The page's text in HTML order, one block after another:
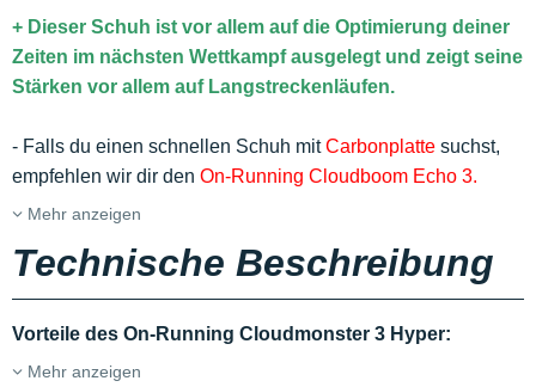
+ Dieser Schuh ist vor allem auf die Optimierung deiner
Zeiten im nächsten Wettkampf ausgelegt und zeigt seine
Stärken vor allem auf Langstreckenläufen.
- Falls du einen schnellen Schuh mitCarbonplatte suchst,
empfehlen wir dir den On-Running Cloudboom Echo 3.
Mehr anzeigen
Technische Beschreibung
Vorteile des On-Running Cloudmonster 3 Hyper:
Mehr anzeigen